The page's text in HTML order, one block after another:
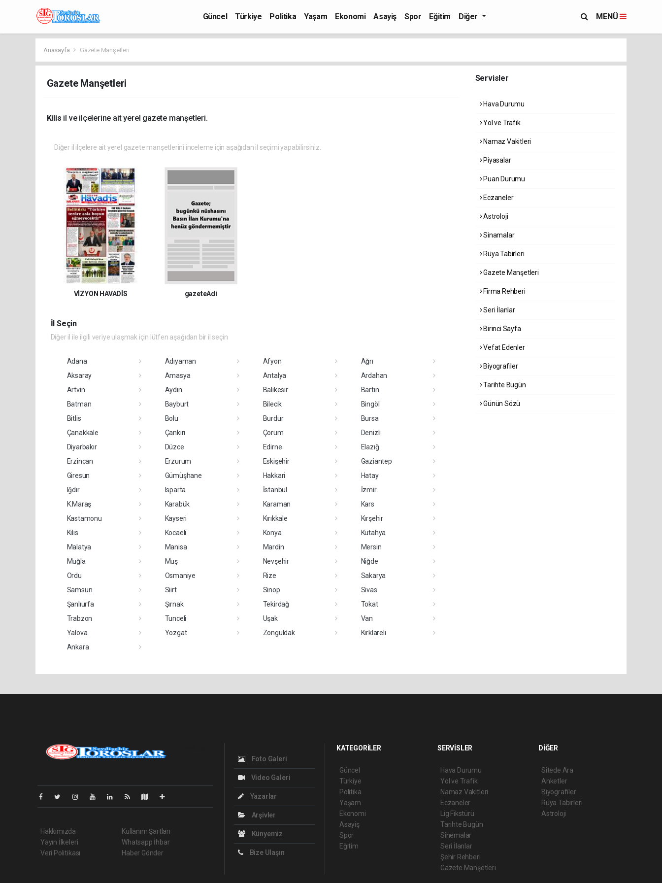
Güncel Türkiye Politika Yaşam Ekonomi Asayiş Spor Eğitim Diğer MENÜ
Anasayfa Gazete Manşetleri
Gazete Manşetleri
Kilis il ve ilçelerine ait yerel gazete manşetleri.
Diğer il ilçelere ait yerel gazete manşetlerini inceleme için aşağıdan il seçimi yapabilirsiniz.
VİZYON HAVADİS gazeteAdi
İl Seçin
Diğer il ile ilgili veriye ulaşmak için lütfen aşağıdan bir il seçin
Adana Adıyaman Afyon
Ağrı
Aksaray
Amasya Antalya
Ardahan
Artvin
Aydın Balıkesir
Bartın
Batman
Bayburt Bilecik
Bingöl
Bitlis
Bolu Burdur
Bursa
Çanakkale
Çankırı Çorum
Denizli
Diyarbakır
Düzce Edirne
Elazığ
Erzincan
Erzurum Eskişehir
Gaziantep
Giresun
Gümüşhane Hakkari
Hatay
Iğdır
Isparta İstanbul
İzmir
K.Maraş
Karabük Karaman
Kars
Kastamonu
Kayseri Kırıkkale
Kırşehir
Kilis
Kocaeli Konya
Kütahya
Malatya
Manisa Mardin
Mersin
Muğla
Muş Nevşehir
Niğde
Ordu
Osmaniye Rize
Sakarya
Samsun
Siirt Sinop
Sivas
Şanlıurfa
Şırnak Tekirdağ
Tokat
Trabzon
Tunceli Uşak
Van
Yalova
Yozgat Zonguldak
Kırklareli
Ankara
Servisler
Hava Durumu
Yol ve Trafik
Namaz Vakitleri
Piyasalar
Puan Durumu
Eczaneler
Astroloji
Sinamalar
Rüya Tabirleri
Gazete Manşetleri
Firma Rehberi
Seri İlanlar
Birinci Sayfa
Vefat Edenler
Biyografiler
Tarihte Bugün
Günün Sözü
Hakkımızda
Yayın İlkeleri
Veri Politikası
Kullanım Şartları
Whatsapp İhbar
Haber Gönder
Foto Galeri
Video Galeri
Yazarlar
Arşivler
Künyemiz
Bize Ulaşın
KATEGORİLER
Güncel
Türkiye
Politika
Yaşam
Ekonomi
Asayiş
Spor
Eğitim
SERVİSLER
Hava Durumu
Yol ve Trafik
Namaz Vakitleri
Eczaneler
Lig Fikstürü
Tarihte Bugün
Sinemalar
Seri İlanlar
Şehir Rehberi
Gazete Manşetleri
DİĞER
Sitede Ara
Anketler
Biyografiler
Rüya Tabirleri
Astroloji